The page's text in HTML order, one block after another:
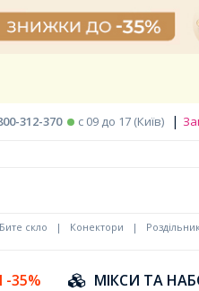
312-370 c 09 до 17 (Київ) |
Бите скло | Конектори |
35% МІКСИ ТА